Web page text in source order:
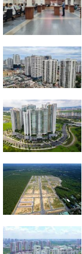
NỘI
NAI